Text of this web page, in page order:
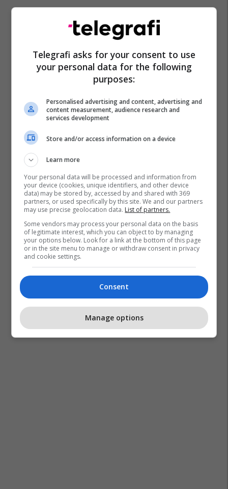
Telegrafi asks for your consent to use
your personal data for the following
purposes:
Personalised advertising and content, advertising and
content measurement, audience research and
services development
Store and/or access information on a device
Learn more
Your personal data will be processed and information from
your device (cookies, unique identifiers, and other device
data) may be stored by, accessed by and shared with 369
partners, or used specifically by this site. We and our partners
may use precise geolocation data. List of partners.
Some vendors may process your personal data on the basis
of legitimate interest, which you can object to by managing
your options below. Look for a link at the bottom of this page
or in the site menu to manage or withdraw consent in privacy
and cookie settings.
Consent
Manage options